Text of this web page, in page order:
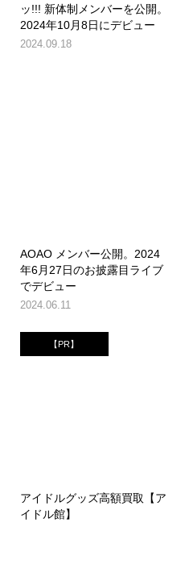
ッ!!! 新体制メンバーを公開。
2024年10月8日にデビュー
2024.09.18
AOAO メンバー公開。2024
年6月27日のお披露目ライブ
でデビュー
2024.06.11
【PR】
アイドルグッズ高額買取【ア
イドル館】